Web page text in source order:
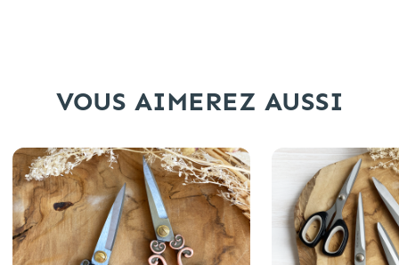
VOUS AIMEREZ AUSSI